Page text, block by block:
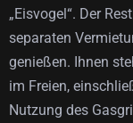
„Eisvogel“. Der
separaten
genießen. Ihnen
im Freien,
Nutzung des